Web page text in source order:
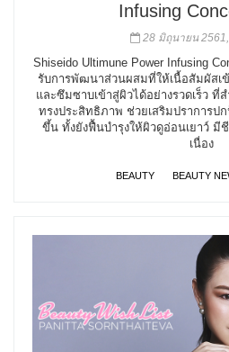
Infusing
28 มิถุนายน
Shiseido Ultimune Power Infusing
รับการพัฒนาส่วนผสมที่ให้เนื้อสัมผัสเ
และซึมซาบเข้าสู่ผิวได้อย่างรวดเร็ว
ทรงประสิทธิภาพ ช่วยเสริมปราการป
ขึ้น ทั้งยังฟื้นบำรุงให้ผิวดูอ่อนเยาว์ มี
เนื่อง
BEAUTY BEAUTY